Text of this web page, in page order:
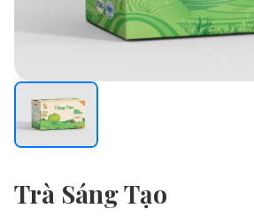
Trà Sáng Tạo